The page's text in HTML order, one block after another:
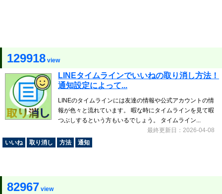
129918 view
LINEタイムラインでいいねの取り消し方法！
通知設定によって...
LINEのタイムラインには友達の情報や公式アカウントの情
報が色々と流れています。 暇な時にタイムラインを見て暇
つぶしするという方もいるでしょう。 タイムライン...
最終更新日：2026-04-08
いいね
取り消し 方法 通知
82967 view